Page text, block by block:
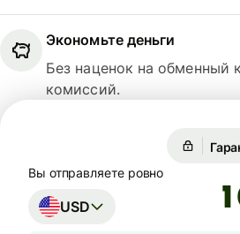
Экономьте деньги
Без наценок на обменный
комиссий.
Вы отправляете ровно
USD